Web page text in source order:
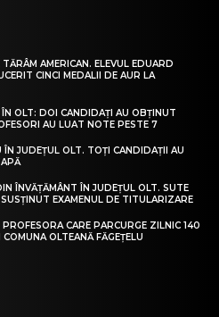
AMERICAN. ELEVUL EDUARD
CINCI MEDALII DE AUR LA
OLT: DOI CANDIDAȚI AU OBȚINUT
AU LUAT NOTE PESTE 7
ÎN JUDEȚUL OLT. TOȚI CANDIDAȚII AU
ÎNVĂȚĂMÂNT ÎN JUDEȚUL OLT. SUTE
EXAMENUL DE TITULARIZARE
CARE PARCURGE ZILNIC 140
OLTEANĂ FĂGEȚELU